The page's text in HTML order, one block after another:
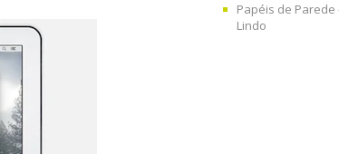
Papéis de Parede
Lindo